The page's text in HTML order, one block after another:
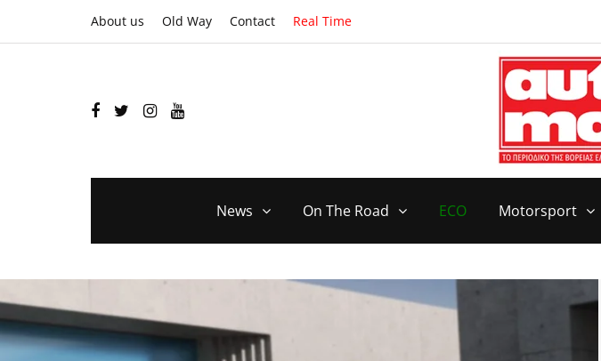
About us Old Way Contact Real Time
News On The Road ECO Motorsport